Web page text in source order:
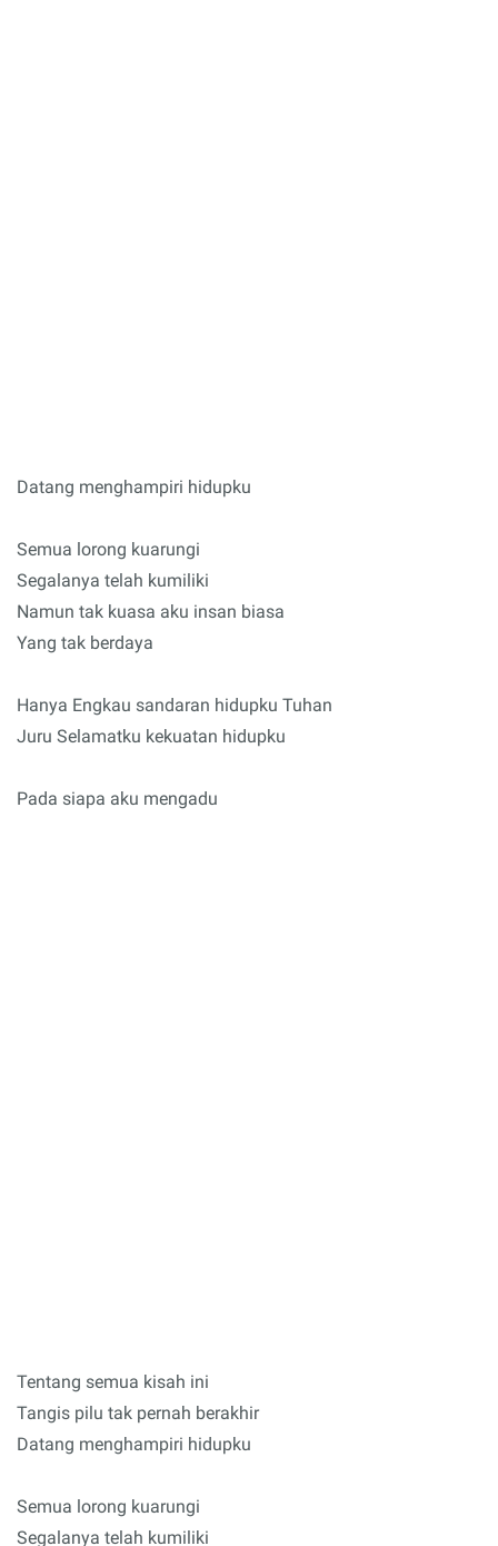
Datang menghampiri hidupku
Semua lorong kuarungi
Segalanya telah kumiliki
Namun tak kuasa aku insan biasa
Yang tak berdaya
Hanya Engkau sandaran hidupku Tuhan
Juru Selamatku kekuatan hidupku
Pada siapa aku mengadu
Tentang semua kisah ini
Tangis pilu tak pernah berakhir
Datang menghampiri hidupku
Semua lorong kuarungi
Segalanya telah kumiliki